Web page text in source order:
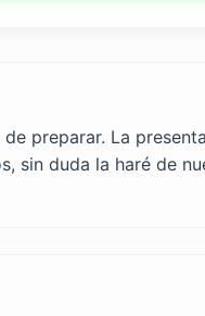
preparar. La
sin duda la haré de